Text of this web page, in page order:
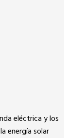
eléctrica y los
energía solar